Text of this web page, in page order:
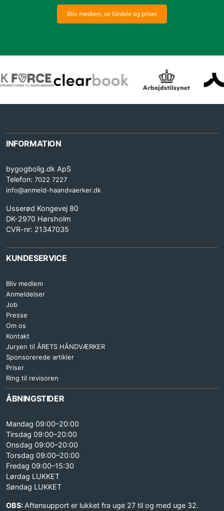
Bliv medlem, se fordele og priser
INFORMATION
bygogbolig.dk ApS
Telefon: 7022 7227
info@anmeld-haandvaerker.dk
Usserød Kongevej 80
DK-2970 Hørsholm
CVR-nr: 21347035
KUNDESERVICE
Bliv medlem
Anmeldelser
Job
Presse
Om os
Kontakt
Juryen til ÅRETS HÅNDVÆRKER
Sponsorerede artikler
Priser
Ring til revisoren
ÅBNINGSTIDER
Mandag 09:00–20:00
Tirsdag 09:00–20:00
Onsdag 09:00–20:00
Torsdag 09:00–20:00
Fredag 09:00–15:30
Lørdag LUKKET
Søndag LUKKET
OBS: Aftensupport er lukket fra uge 27 til og med uge 32.